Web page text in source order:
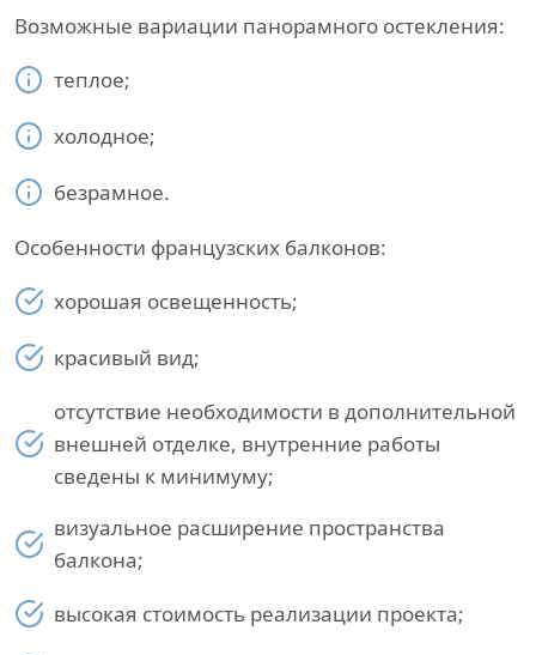
Возможные вариации панорамного остекления:
теплое;
холодное;
безрамное.
Особенности французских балконов:
хорошая освещенность;
красивый вид;
отсутствие необходимости в дополнительной
внешней отделке, внутренние работы
сведены к минимуму;
визуальное расширение пространства
балкона;
высокая стоимость реализации проекта;